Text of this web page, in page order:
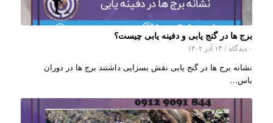
برج ها در گنج یابی و دفینه یابی چیست؟
۰ دیدگاه / ۱۳ آذر ۱۴۰۲
نشانه برج ها در گنج یابی نقش بسزایی داشتند برج ها در دوران
باس…